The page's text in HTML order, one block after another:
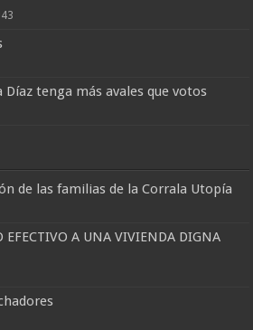
Díaz tenga más avales que votos
de las familias de la Corrala Utopía
EFECTIVO A UNA VIVIENDA DIGNA